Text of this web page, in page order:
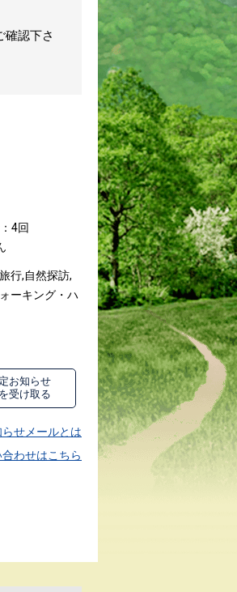
確認下さ
4回
行,自然探訪,
ーキング・ハ
お知らせ
受け取る
せメールとは
わせはこちら